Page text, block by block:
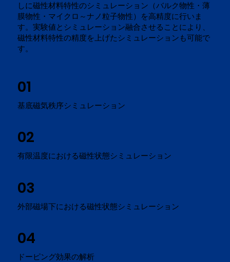
01
​基底磁気秩序シミュレーション
02
有限温度における磁性状態シミュレーション
03
外部磁場下における磁性状態シミュレーション
04
ドーピング効果の解析
しに磁性材料特性のシミュレーション（バルク物性・薄
膜物性・マイクロ～ナノ粒子物性）を高精度に行いま
す。実験値とシミュレーション融合させることにより、
磁性材料特性の精度を上げたシミュレーションも可能で
す。